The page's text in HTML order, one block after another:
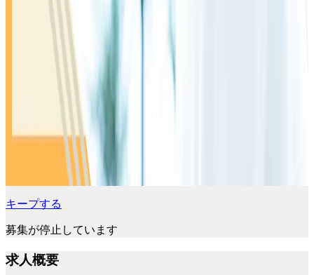
キープする
募集が停止しています
求人概要